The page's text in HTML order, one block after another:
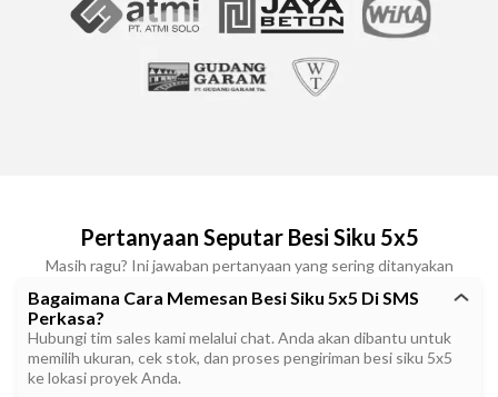
Pertanyaan Seputar Besi Siku 5x5
Masih ragu? Ini jawaban pertanyaan yang sering ditanyakan
Bagaimana Cara Memesan Besi Siku 5x5 Di SMS
Perkasa?
Hubungi tim sales kami melalui chat. Anda akan dibantu untuk
memilih ukuran, cek stok, dan proses pengiriman besi siku 5x5
ke lokasi proyek Anda.